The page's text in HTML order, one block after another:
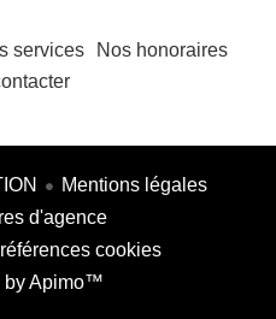
services
Nos honoraires
Mentions légales
d'agence
cookies
byApimo™